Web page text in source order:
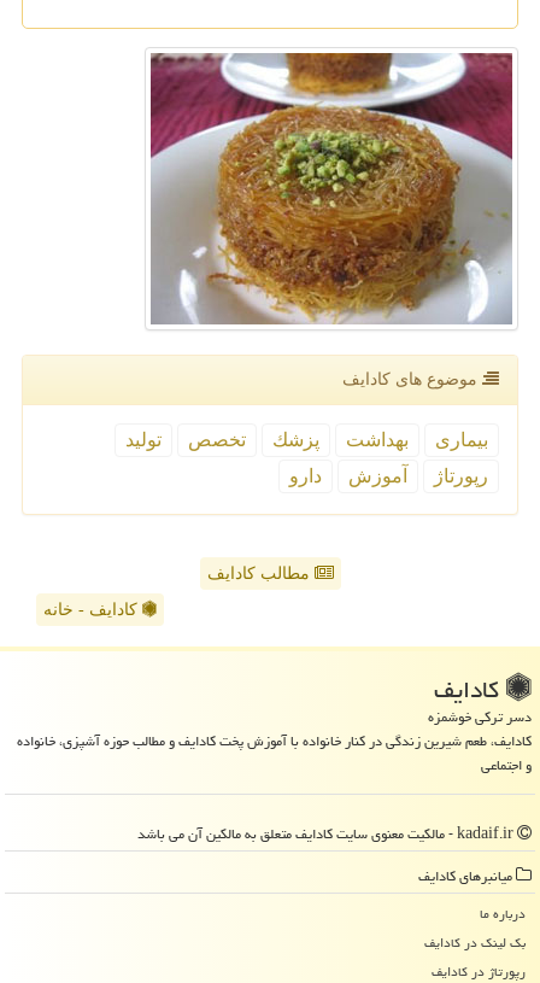
موضوع های كادایف
بیماری بهداشت پزشك تخصص
تولید
رپورتاژ
آموزش دارو
مطالب کادایف
کادایف - خانه
كادایف
دسر ترکی خوشمزه
کادایف، طعم شیرین زندگی در کنار خانواده با آموزش پخت کادایف و مطالب حوزه آشپزی، خانواده
و اجتماعی
میانبرهای كادایف
درباره ما
بک لینک در كادایف
رپورتاژ در كادایف